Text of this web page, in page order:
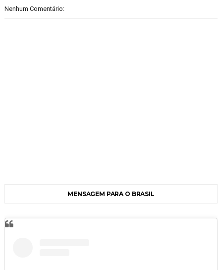
Nenhum Comentário:
MENSAGEM PARA O BRASIL